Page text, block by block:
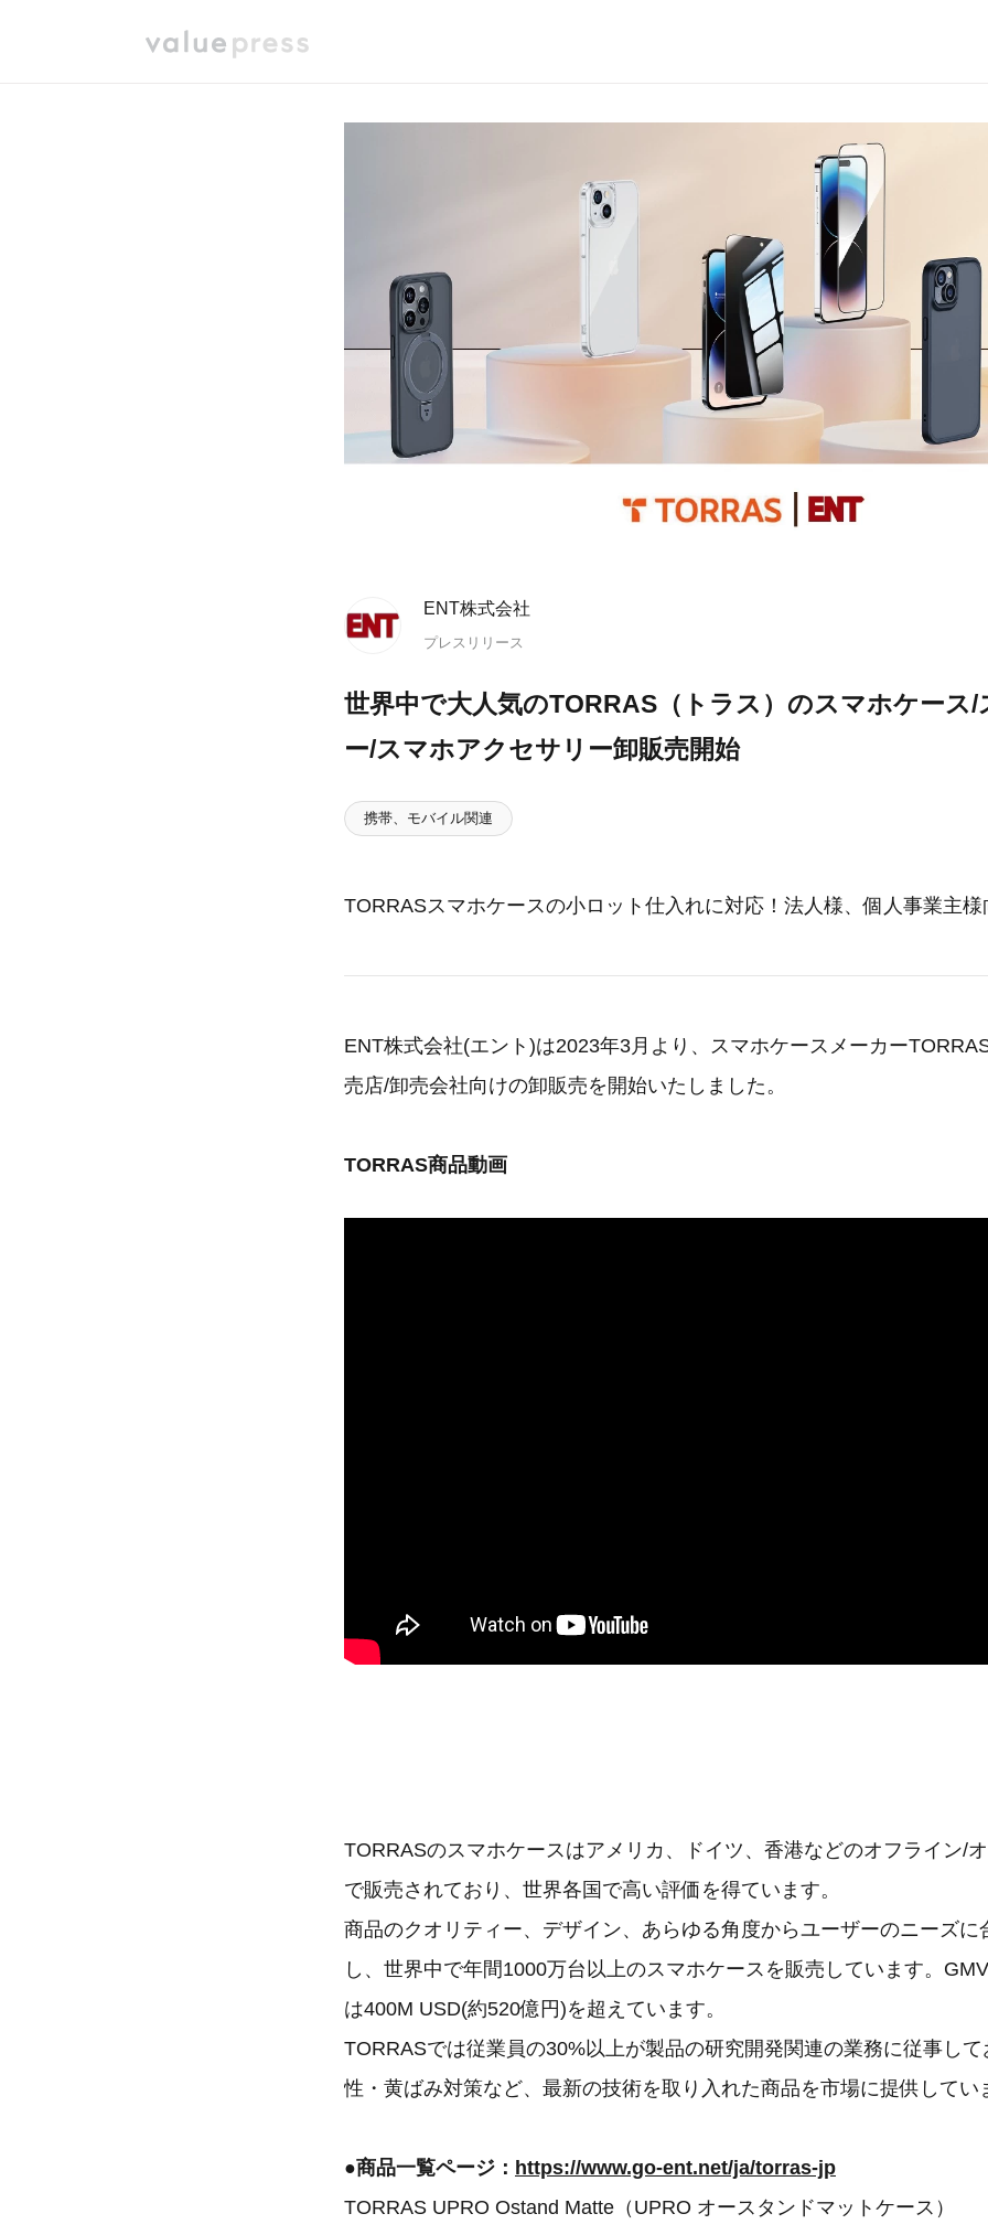
ENT株式会社
プレスリリース
世界中で大人気のTORRAS（トラス）のスマホケース
ー/スマホアクセサリー卸販売開始
携帯、モバイル関連
TORRASスマホケースの小ロット仕入れに対応！法人様、個人事業主様
ENT株式会社(エント)は2023年3月より、スマホケースメーカー
売店/卸売会社向けの卸販売を開始いたしました。
TORRAS商品動画
TORRASのスマホケースはアメリカ、ドイツ、香港などのオフライン/
で販売されており、世界各国で高い評価を得ています。
商品のクオリティー、デザイン、あらゆる角度からユーザーのニーズに
し、世界中で年間1000万台以上のスマホケースを販売しています。
は400M USD(約520億円)を超えています。
TORRASでは従業員の30%以上が製品の研究開発関連の業務に従事して
性・黄ばみ対策など、最新の技術を取り入れた商品を市場に提供してい
●商品一覧ページ： https://www.go-ent.net/ja/torras-jp
TORRAS UPRO Ostand Matte（UPRO オースタンドマットケース）